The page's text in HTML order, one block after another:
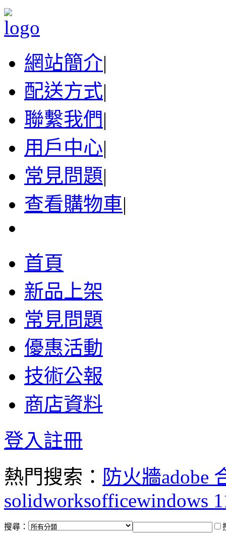
網站簡介|
配送方式|
聯繫我們|
用戶中心|
常見問題|
查看購物車|
首頁
新品上架
常見問題
優惠活動
技術公報
商店資料
登入註冊
熱門搜索： 防火牆adobe
solidworksofficewindows
搜尋：